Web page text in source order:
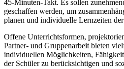
45-Minuten-Takt. Es sollen
geschaffen werden, um
planen und individuelle Lernzeiten
Offene Unterrichtsformen,
Partner- und Gruppenarbeit bieten
individuellen Möglichkeiten,
der Schüler zu berücksichtigen und